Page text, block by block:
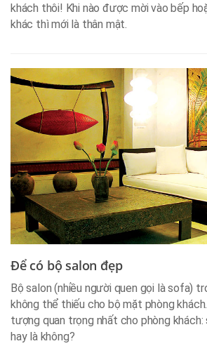
khách thôi! Khi nào được mời vào bếp
khác thì mới là thân mật.
Để có bộ salon đẹp
Bộ salon (nhiều người quen gọi là sofa)
không thể thiếu cho bộ mặt phòng
tượng quan trọng nhất cho phòng
hay là không?